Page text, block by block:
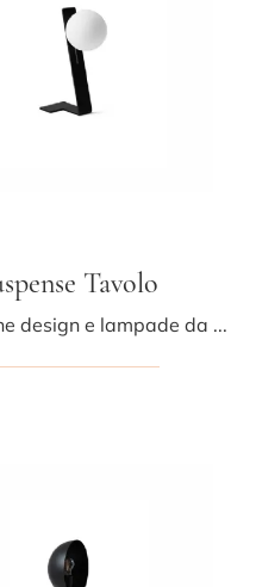
Tavolo
Illuminazione design e lampade da tavolo: ottieni informazioni sulla lampada Suspense Tavolo in metallo che ti presentiamo.